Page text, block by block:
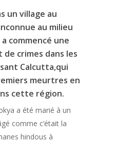
un village au
au milieu
commencé une
crimes dans les
Calcutta,qui
meurtres en
cette région.
a été marié à un
comme c’était la
hindous à